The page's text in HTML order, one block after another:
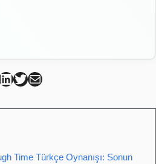
Kütahya Linkedin
Can Kütahya Twitter
Can Kütahya Mail
Time Türkçe Oynanışı: Sonun